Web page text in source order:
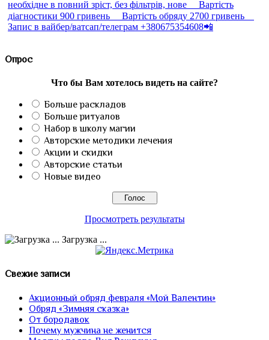
Опрос
Что бы Вам хотелось видеть на сайте?
Больше раскладов
Больше ритуалов
Набор в школу магии
Авторские методики лечения
Акции и скидки
Авторские статьи
Новые видео
Просмотреть результаты
Загрузка ...
Свежие записи
Акционный обряд февраля «Мой Валентин»
Обряд «Зимняя сказка»
От бородавок
Почему мужчина не женится